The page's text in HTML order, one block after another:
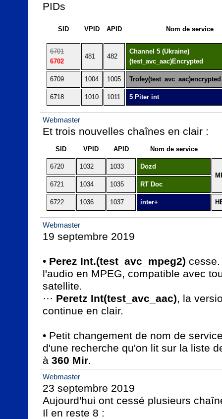
PIDs
SID VPID APID Nom de service
6701
6702
481 482
Channel 5 (Ukraine)
(test_avc_aac)Encrypted
6709 1004 1005 Trofey(test_avc_aac)encrypted
6718 1010 1011 5 Piter int
Webmaster
Et trois nouvelles chaînes en clair :
SID VPID APID Nom de service
6720 1032 1033
Dozd
6721
1034 1035 RT Doc
6722 1036 1037 inter+
Webmaster
19 septembre 2019
• Perez Int.(test_avc_mpeg2)
l'audio en MPEG, compatible avec
satellite.
··· Peretz Int(test_avc_aac), la
continue en clair.
• Petit changement de nom de
d'une recherche qu'on lit sur la liste
à 360 Mir.
Webmaster
23 septembre 2019
Aujourd'hui ont cessé plusieurs
Il en reste 8 :